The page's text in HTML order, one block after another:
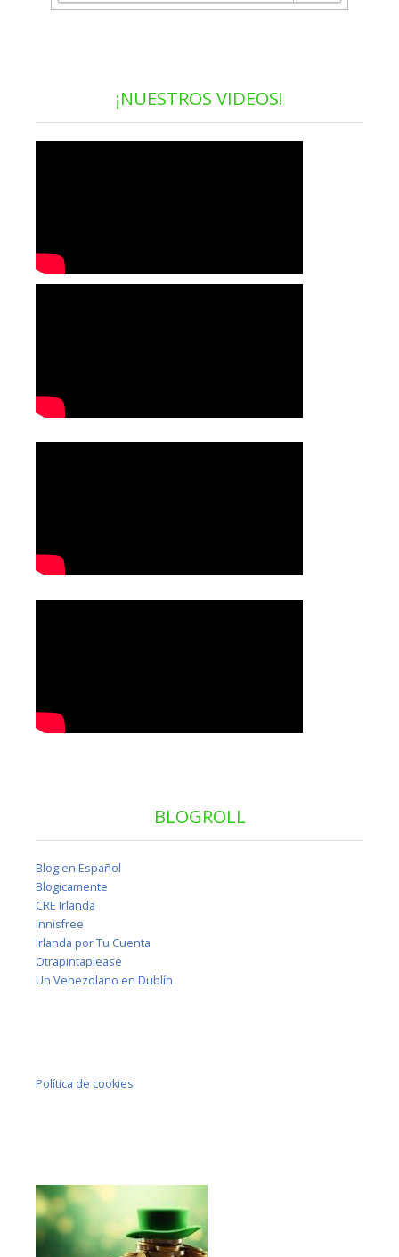
¡NUESTROS VIDEOS!
BLOGROLL
Blog en Español
Blogicamente
CRE Irlanda
Innisfree
Irlanda por Tu Cuenta
Otrapintaplease
Un Venezolano en Dublín
Política de cookies